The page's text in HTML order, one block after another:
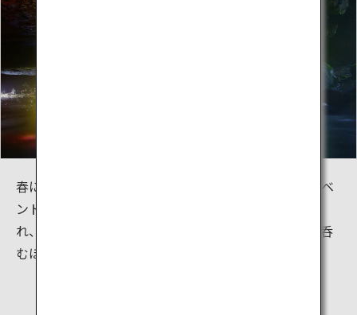
春には期間限定で、滝を裏側からライトアップするイベ
ントを開催しています。滝が裏側からライトアップさ
れ、幻想的な景色を楽しめます。虹色になる滝は息を呑
むほど美しく、まるで虹のカーテンのようです。